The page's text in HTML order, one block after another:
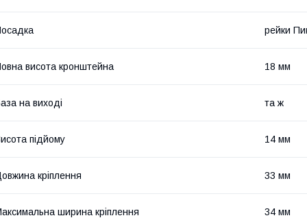
рейки
висота кронштейна 18 мм
на виході та ж
підйому 14 мм
кріплення 33 мм
ширина кріплення 34 мм